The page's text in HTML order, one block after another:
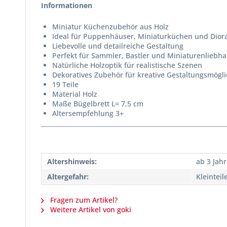
Informationen
Miniatur Küchenzubehör aus Holz
Ideal für Puppenhäuser, Miniaturküchen und
Liebevolle und detailreiche Gestaltung
Perfekt für Sammler, Bastler und
Natürliche Holzoptik für realistische Szenen
Dekoratives Zubehör für kreative
19 Teile
Material Holz
Maße Bügelbrett L= 7,5 cm
Altersempfehlung 3+
Altershinweis:
ab 3
Altergefahr:
Fragen zum Artikel?
Weitere Artikel von goki